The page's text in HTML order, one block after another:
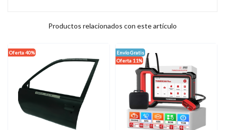
Productos relacionados con este artículo
Oferta 40%
Envío Gratis
Oferta 11%